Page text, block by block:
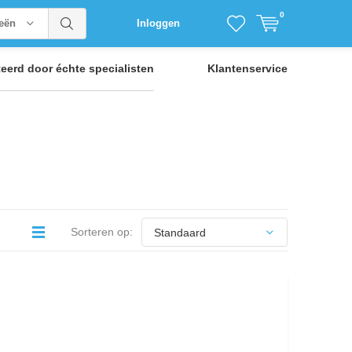
Inloggen
0
dooréchte specialisten Klantenservice
Sorteren op: